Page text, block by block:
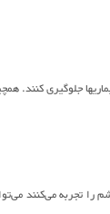
جلوگیری کنند.
می‌کنند